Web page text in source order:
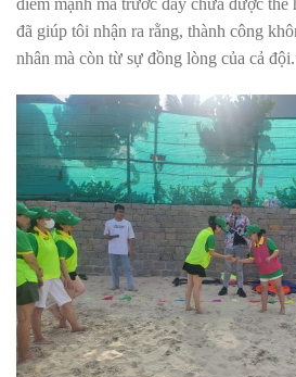
điểm mạnh mà trước đây chưa được
đã giúp tôi nhận ra rằng, thành công
nhân mà còn từ sự đồng lòng của cả